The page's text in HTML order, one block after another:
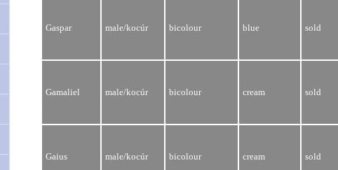
Gaspar male/kocúr bicolour blue sold
Gamaliel male/kocúr bicolour cream sold
Gaius male/kocúr bicolour cream sold